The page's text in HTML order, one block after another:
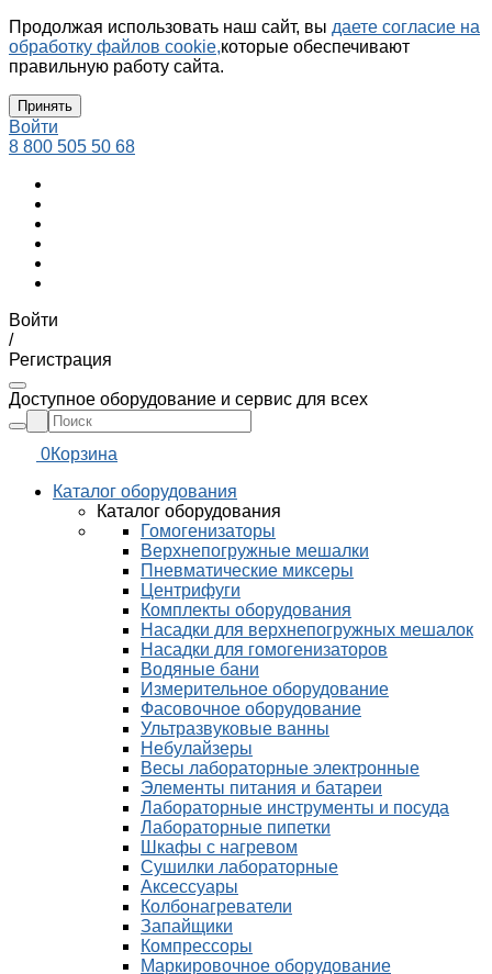
Продолжая использовать наш сайт, вы даете согласие на
обработку файлов cookie,которые обеспечивают
правильную работу сайта.
Принять
Войти
8 800 505 50 68
Войти
/
Регистрация
Доступное оборудование и сервис для всех
0Корзина
Каталог оборудования
Каталог оборудования
Гомогенизаторы
Верхнепогружные мешалки
Пневматические миксеры
Центрифуги
Комплекты оборудования
Насадки для верхнепогружных мешалок
Насадки для гомогенизаторов
Водяные бани
Измерительное оборудование
Фасовочное оборудование
Ультразвуковые ванны
Небулайзеры
Весы лабораторные электронные
Элементы питания и батареи
Лабораторные инструменты и посуда
Лабораторные пипетки
Шкафы с нагревом
Сушилки лабораторные
Аксессуары
Колбонагреватели
Запайщики
Компрессоры
Маркировочное оборудование